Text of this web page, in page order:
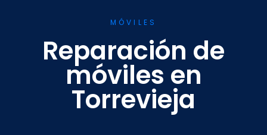
MÓVILES
Reparación de
móviles en
Torrevieja